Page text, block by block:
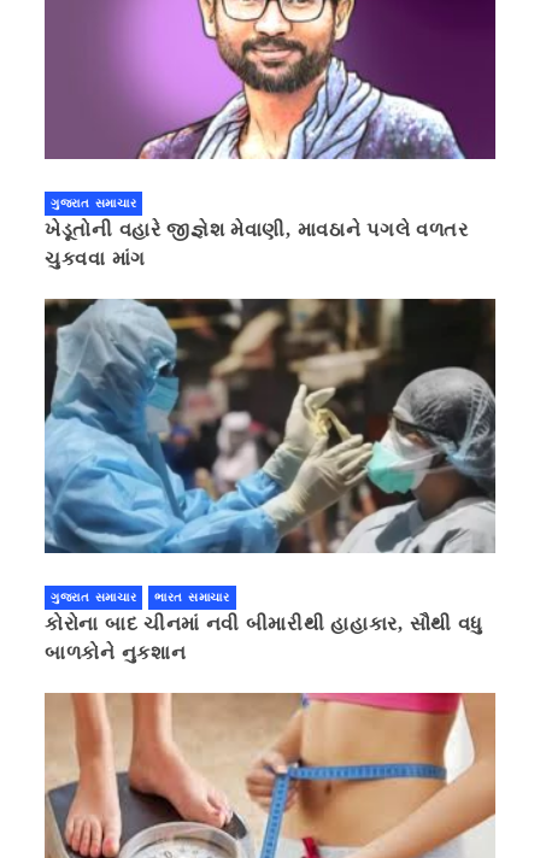
ગુજરાત સમાચાર
ખેડૂતોની વહારે જીજ્ઞેશ મેવાણી, માવઠાને પગલે વળતર
ચુકવવા માંગ
ગુજરાત સમાચાર ભારત સમાચાર
કોરોના બાદ ચીનમાં નવી બીમારીથી હાહાકાર, સૌથી વધુ
બાળકોને નુકશાન